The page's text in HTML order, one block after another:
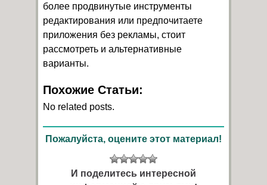
более продвинутые инструменты
редактирования или предпочитаете
приложения без рекламы, стоит
рассмотреть и альтернативные
варианты.
Похожие Статьи:
No related posts.
Пожалуйста, оцените этот материал!
И поделитесь интересной